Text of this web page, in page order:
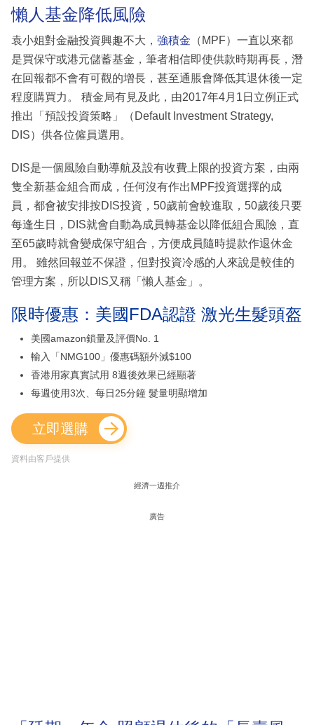
懶人基金降低風險
袁小姐對金融投資興趣不大， 強積金 （MPF）一直以來都
是買保守或港元儲蓄基金，筆者相信即使供款時期再長，潛
在回報都不會有可觀的增長，甚至通脹會降低其退休後一定
程度購買力。 積金局有見及此，由2017年4月1日立例正式
推出「預設投資策略」（Default Investment Strategy,
DIS）供各位僱員選用。
DIS是一個風險自動導航及設有收費上限的投資方案，由兩
隻全新基金組合而成，任何沒有作出MPF投資選擇的成
員，都會被安排按DIS投資，50歲前會較進取，50歲後只要
每逢生日，DIS就會自動為成員轉基金以降低組合風險，直
至65歲時就會變成保守組合，方便成員隨時提款作退休金
用。 雖然回報並不保證，但對投資冷感的人來說是較佳的
管理方案，所以DIS又稱「懶人基金」。
限時優惠：美國FDA認證 激光生髮頭盔
美國amazon鎖量及評價No. 1
輸入「NMG100」優惠碼額外減$100
香港用家真實試用 8週後效果已經顯著
每週使用3次、每日25分鐘 髮量明顯增加
立即選購
資料由客戶提供
經濟一週推介
廣告